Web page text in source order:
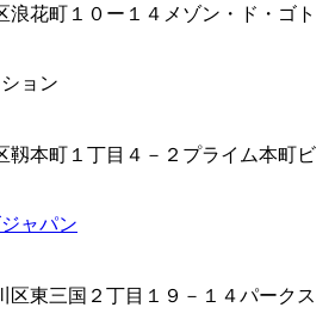
浪花町１０ー１４メゾン・ド・ゴト
ョン
靱本町１丁目４－２プライム本町ビ
ャパン
区東三国２丁目１９－１４パークス